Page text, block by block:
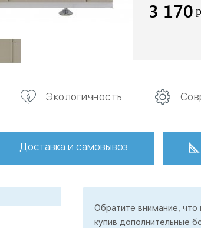
3 170
Экологичность
Доставка и самовывоз
Обратите внимание,
купив дополнительные